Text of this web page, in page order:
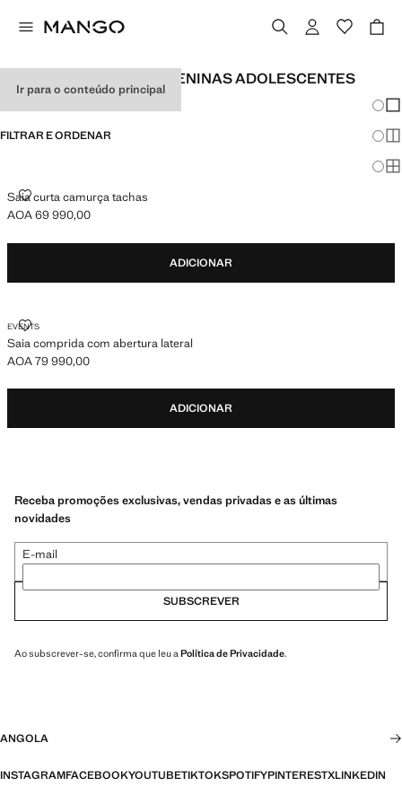
Ir para o conteúdo principal
SAIAS DE FESTA PARA MENINAS ADOLESCENTES
FILTRAR E ORDENAR
Saia curta camurça tachas
SAIA CURTA CAMURÇA TACHAS
Preço atual [AOA 69 990,00 ]
AOA 69 990,00
ADICIONAR
EVENTS
Saia comprida com abertura lateral
SAIA COMPRIDA COM ABERTURA LATERAL
Preço atual [AOA 79 990,00 ]
AOA 79 990,00
ADICIONAR
Receba promoções exclusivas, vendas privadas e as últimas
novidades
E-mail
SUBSCREVER
Ao subscrever-se, confirma que leu a Política de Privacidade.
ANGOLA
INSTAGRAMFACEBOOKYOUTUBETIKTOKSPOTIFYPINTERESTXLINKEDIN